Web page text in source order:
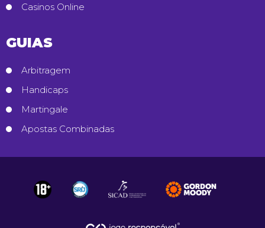
Casinos Online
GUIAS
Arbitragem
Handicaps
Martingale
Apostas Combinadas